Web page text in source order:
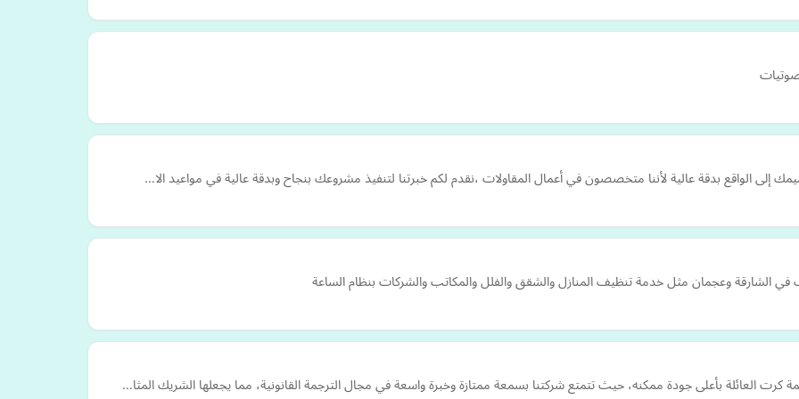
إلى الواقع بدقة عالية لأننا متخصصون في أعمال المقاولات ،نقدم لكم خبرتنا لتنفيذ مشروعك بنجاح وبدقة عالية في مواعيد الا…
وعجمان مثل خدمة تنظيف المنازل والشقق والفلل والمكاتب والشركات بنظام الساعة
العائلة بأعلى جودة ممكنه، حيث تتمتع شركتنا بسمعة ممتازة وخبرة واسعة في مجال الترجمة القانونية، مما يجعلها الشريك المثا…